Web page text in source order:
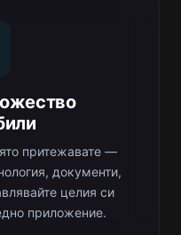
притежавате —
документи,
целия си
приложение.